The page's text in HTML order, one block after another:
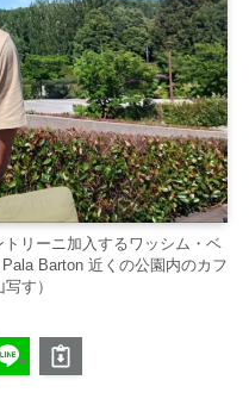
リーニ加入するワッシム・ベ
Barton 近くの公園内のカフ
す）